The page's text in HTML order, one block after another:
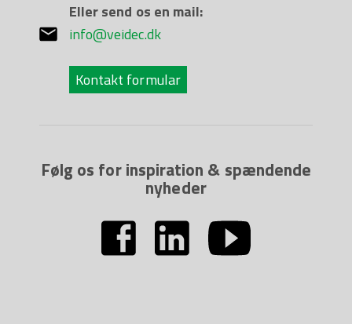
Eller send os en mail:
info@veidec.dk
Kontakt formular
Følg os for inspiration & spændende
nyheder